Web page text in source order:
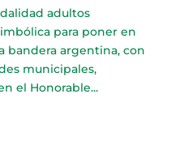
adultos
para poner en
bandera argentina, con
municipales,
el Honorable...